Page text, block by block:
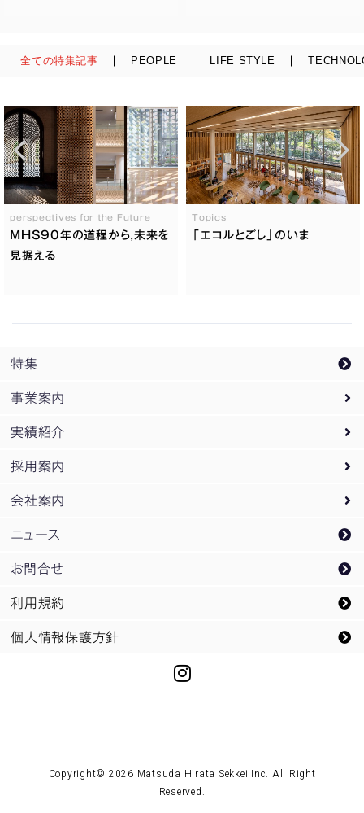
全ての特集記事 PEOPLE LIFE STYLE
perspectives for the Future
MHS90年の道程から,未来を
見据える
Topics
「エコルとごし」のいま
特集
事業案内
事業案内トップ
設計監理業務
PM/CM業務
企画開発業務
実績紹介
実績紹介トップ
オフィス・庁舎
教育・研究
スポーツ
空港・交通
都市開発・再開発
リニューアル
生産・物流
採用案内
採用案内トップ
新卒採用
企業研究会ご案内
インターンシップ募集
キャリア採用
会社案内
会社案内トップ
松田平田設計のDNA
概要
メッセージ
ニュース
お問合せ
利用規約
個人情報保護方針
Copyright© 2026 Matsuda Hirata Sekkei Inc. All Right
Reserved.